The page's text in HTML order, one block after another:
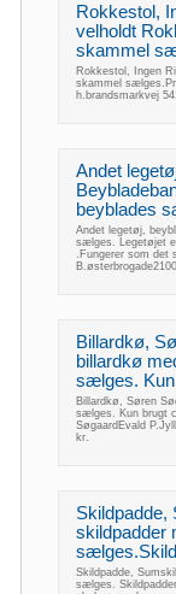
Rokkestol,
velholdt
skammel
Rokkestol, Ingen
skammel
h.brandsmarkvej
Andet
beyblades
Andet legetøj,
sælges. Legetøjet
.Fungerer som det
Billardkø,
billardkø
sælges. Kun
Billardkø, Søren
sælges. Kun brugt
SøgaardEvald
kr.
Skildpadde,
skildpadder
Skildpadde,
sælges.